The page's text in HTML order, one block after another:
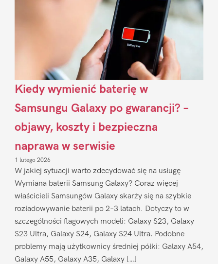
Kiedy wymienić baterię w
Samsungu Galaxy po gwarancji? –
objawy, koszty i bezpieczna
naprawa w serwisie
1 lutego 2026
W jakiej sytuacji warto zdecydować się na usługę
Wymiana baterii Samsung Galaxy? Coraz więcej
właścicieli Samsungów Galaxy skarży się na szybkie
rozładowywanie baterii po 2–3 latach. Dotyczy to w
szczególności flagowych modeli: Galaxy S23, Galaxy
S23 Ultra, Galaxy S24, Galaxy S24 Ultra. Podobne
problemy mają użytkownicy średniej półki: Galaxy A54,
Galaxy A55, Galaxy A35, Galaxy […]